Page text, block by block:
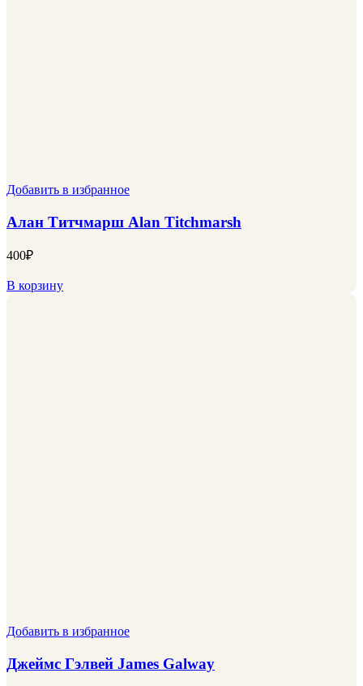
Добавить в избранное
Алан Титчмарш Alan Titchmarsh
400₽
В корзину
Добавить в избранное
Джеймс Гэлвей James Galway